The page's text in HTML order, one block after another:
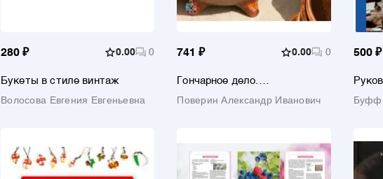
280 ₽ 0.00 0
Букеты в стиле винтаж
Волосова Евгения Евгеньевна
741 ₽ 0.00 0
Гончарное дело.
Поверин Александр Иванович
500 ₽